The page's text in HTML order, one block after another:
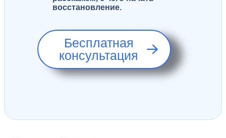
восстановление.
Бесплатная
консультация